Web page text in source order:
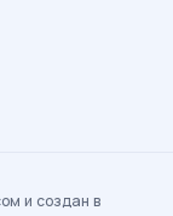
и создан в